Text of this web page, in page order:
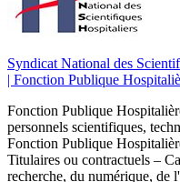
Syndicat National des
| Fonction Publique
Fonction Publique
personnels scientifiques,
Fonction Publique
Titulaires ou contractuels –
recherche, du numérique, de